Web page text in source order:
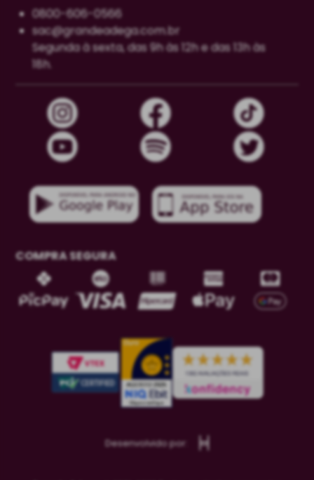
0800-606-0566
sac@grandeadega.com.br
Segunda à sexta, das 9h às 12h e das 13h às
18h.
COMPRA SEGURA
Desenvolvido por: